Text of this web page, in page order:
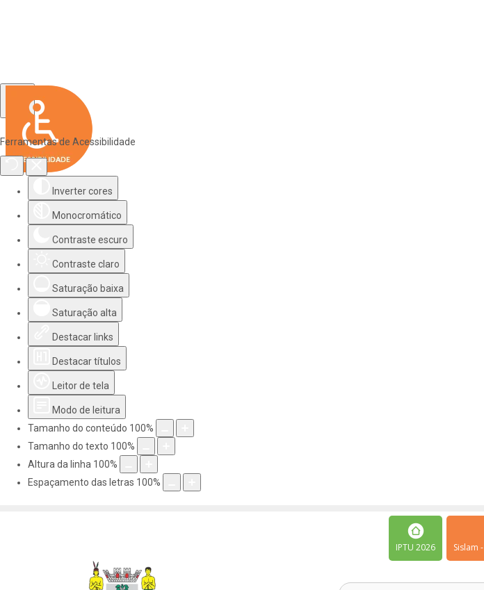
Ferramentas de Acessibilidade
Inverter cores
Monocromático
Contraste escuro
Contraste claro
Saturação baixa
Saturação alta
Destacar links
Destacar títulos
Leitor de tela
Modo de leitura
Tamanho do conteúdo 100%
Tamanho do texto 100%
Altura da linha 100%
Espaçamento das letras 100%
IPTU 2026 Sislam